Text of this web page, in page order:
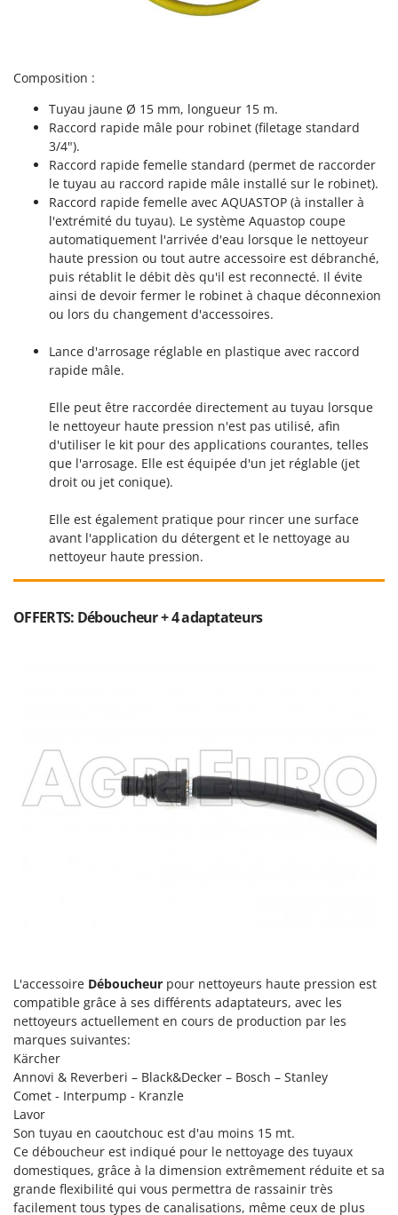
Ninja
Novatec
Novital
NuAir
NuovaFac
Officine Savioli
Oliviero
Olix
OMA
Omas
Ompagrill
Ooni
Oriental Koshin
Outdoorchef
Palumbo Pavi
Partisani
Paterlini
Philips
Rato
Reber
Redback
Rossofuoco
Rover Pompe
Royal Food
Ryobi
S
Santos
Sbaraglia
Schnitzer
Composition :
Tuyau jaune Ø 15 mm, longueur 15 m.
Raccord rapide mâle pour robinet (filetage standard
3/4").
Raccord rapide femelle standard (permet de raccorder
le tuyau au raccord rapide mâle installé sur le robinet).
Raccord rapide femelle avec AQUASTOP (à installer à
l'extrémité du tuyau). Le système Aquastop coupe
automatiquement l'arrivée d'eau lorsque le nettoyeur
haute pression ou tout autre accessoire est débranché,
puis rétablit le débit dès qu'il est reconnecté. Il évite
ainsi de devoir fermer le robinet à chaque déconnexion
ou lors du changement d'accessoires.
Lance d'arrosage réglable en plastique avec raccord
rapide mâle.
Elle peut être raccordée directement au tuyau lorsque
le nettoyeur haute pression n'est pas utilisé, afin
d'utiliser le kit pour des applications courantes, telles
que l'arrosage. Elle est équipée d'un jet réglable (jet
droit ou jet conique).
Elle est également pratique pour rincer une surface
avant l'application du détergent et le nettoyage au
nettoyeur haute pression.
OFFERTS: Déboucheur + 4 adaptateurs
L'accessoire Déboucheur pour nettoyeurs haute pression est
compatible grâce à ses différents adaptateurs, avec les
nettoyeurs actuellement en cours de production par les
marques suivantes:
Kärcher
Annovi & Reverberi – Black&Decker – Bosch – Stanley
Comet - Interpump - Kranzle
Lavor
Son tuyau en caoutchouc est d'au moins 15 mt.
Ce déboucheur est indiqué pour le nettoyage des tuyaux
domestiques, grâce à la dimension extrêmement réduite et sa
grande flexibilité qui vous permettra de rassainir très
facilement tous types de canalisations, même ceux de plus